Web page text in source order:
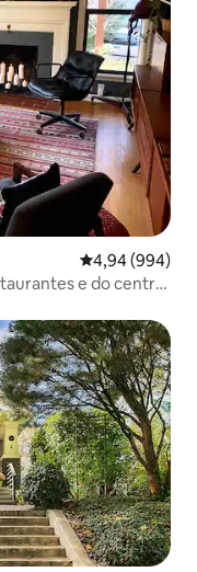
4,94 de uma
4,94 (994)
e do centro